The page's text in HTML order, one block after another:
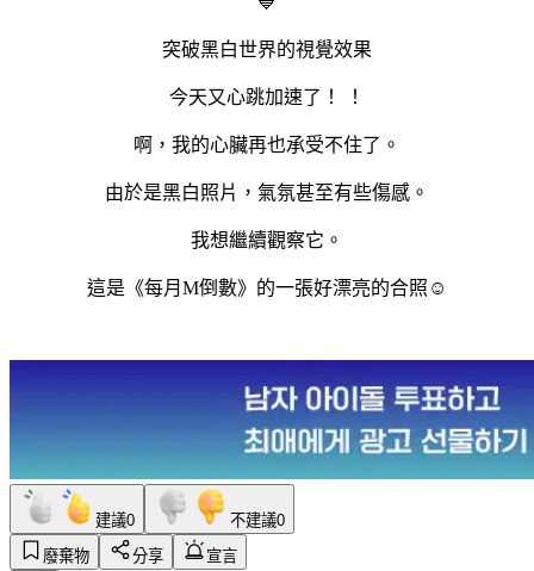
突破黑白世界的視覺效果
今天又心跳加速了！ ！
啊，我的心臟再也承受不住了。
由於是黑白照片，氣氛甚至有些傷感。
我想繼續觀察它。
這是《每月M倒數》的一張好漂亮的合照☺️
建議0 不建議0
廢棄物
分享
宣言